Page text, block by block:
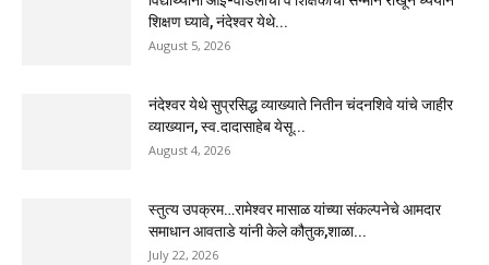
शिक्षण घ्यावे, नंदेश्वर येथे...
August 5, 2026
नंदेश्वर येथे सुप्रसिद्ध व्याख्याते नितीन चंदनशिवे यांचे जाहीर
व्याख्यान, स्व.दादासाहेब येसू...
August 4, 2026
स्तुत्य उपक्रम…रामेश्वर मासाळ यांच्या संकल्पनेचे आमदार
समाधान आवताडे यांनी केले कौतुक,शाळा...
July 22, 2026